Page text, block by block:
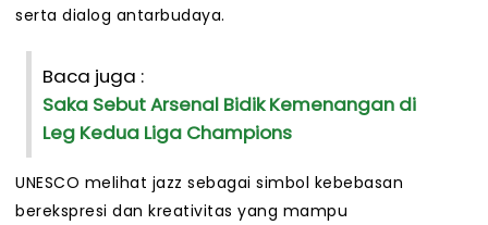
serta dialog antarbudaya.
Baca juga :
Saka Sebut Arsenal Bidik Kemenangan di
Leg Kedua Liga Champions
UNESCO melihat jazz sebagai simbol kebebasan
berekspresi dan kreativitas yang mampu